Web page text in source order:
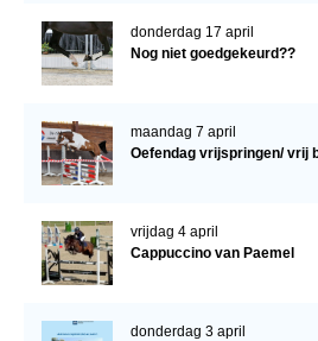
donderdag 17 april
Nog niet goedgekeurd??
maandag 7 april
Oefendag vrijspringen/ vrij
vrijdag 4 april
Cappuccino van Paemel
donderdag 3 april